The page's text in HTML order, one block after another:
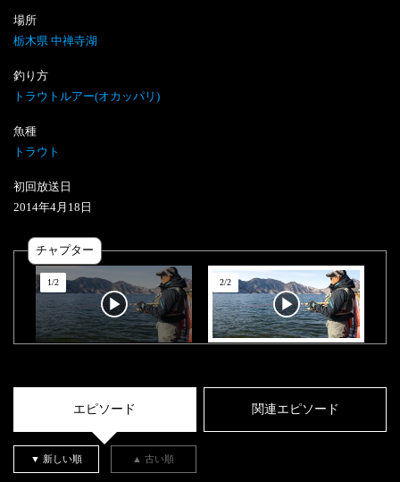
場所
栃木県 中禅寺湖
釣り方
トラウトルアー(オカッパリ)
魚種
トラウト
初回放送日
2014年4月 18 日
チャプター
1/2 2/2
エピソード 関連エピソード
▼ 新しい順 ▲ 古い順